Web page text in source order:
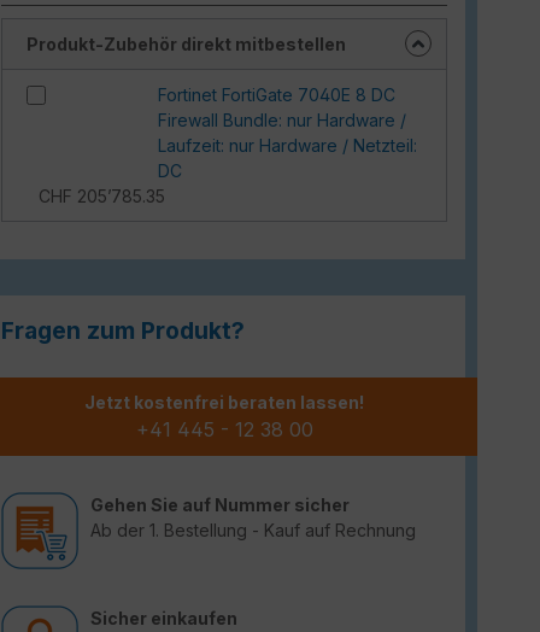
Produkt-Zubehör direkt mitbestellen
Fortinet FortiGate 7040E 8 DC
Firewall Bundle: nur Hardware /
Laufzeit: nur Hardware / Netzteil:
DC
CHF 205’785.35
Fragen zum Produkt?
Jetzt kostenfrei beraten lassen!
+41 445 - 12 38 00
Gehen Sie auf Nummer sicher
Ab der 1. Bestellung - Kauf auf Rechnung
Sicher einkaufen